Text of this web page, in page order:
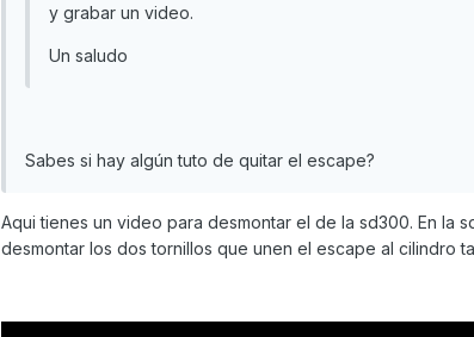
y grabar un video.
Un saludo
Sabes si hay algún tuto de quitar el escape?
Aqui tienes un video para desmontar el de la sd300. En la
desmontar los dos tornillos que unen el escape al cilindro